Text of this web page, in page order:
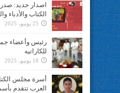
اصدار جديد:
الكتاب والأدباء
25 يونيو، 2025
رئيس وأعضاء
للكاراتيه
18 يونيو، 2025
أسرة مجلس
العرب تتقدم